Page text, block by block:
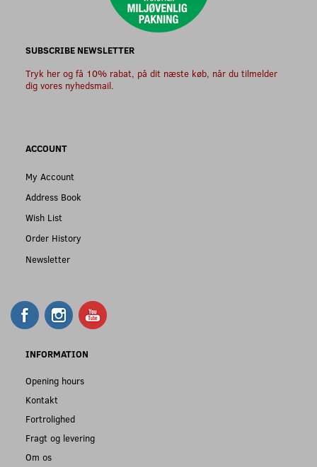
SUBSCRIBE NEWSLETTER
Tryk her og få 10% rabat, på dit næste køb, når du tilmelder
dig vores nyhedsmail.
ACCOUNT
My Account
Address Book
Wish List
Order History
Newsletter
INFORMATION
Opening hours
Kontakt
Fortrolighed
Fragt og levering
Om os